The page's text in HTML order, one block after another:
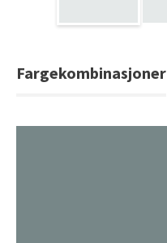
Fargekombinasjoner